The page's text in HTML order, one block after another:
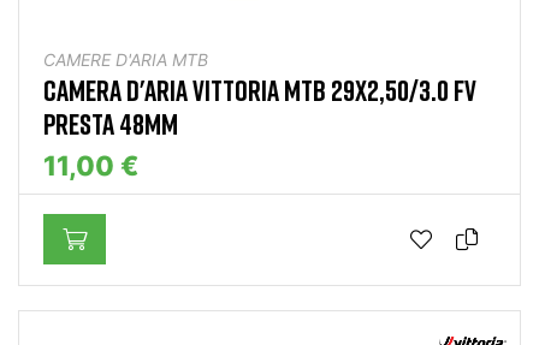
CAMERE D'ARIA MTB
CAMERA D'ARIA VITTORIA MTB 29X2,50/3.0 FV
PRESTA 48MM
11,00 €